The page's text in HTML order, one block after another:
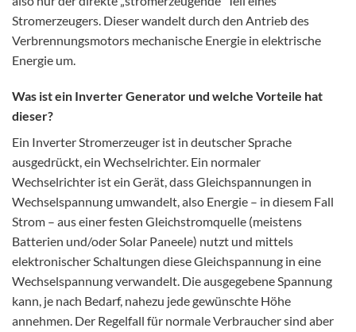
Stromerzeugers. Dieser wandelt durch den Antrieb des
Verbrennungsmotors mechanische Energie in elektrische
Energie um.
Was ist ein Inverter Generator und welche Vorteile hat
dieser?
Ein Inverter Stromerzeuger ist in deutscher Sprache
ausgedrückt, ein Wechselrichter. Ein normaler
Wechselrichter ist ein Gerät, dass Gleichspannungen in
Wechselspannung umwandelt, also Energie – in diesem Fall
Strom – aus einer festen Gleichstromquelle (meistens
Batterien und/oder Solar Paneele) nutzt und mittels
elektronischer Schaltungen diese Gleichspannung in eine
Wechselspannung verwandelt. Die ausgegebene Spannung
kann, je nach Bedarf, nahezu jede gewünschte Höhe
annehmen. Der Regelfall für normale Verbraucher sind aber